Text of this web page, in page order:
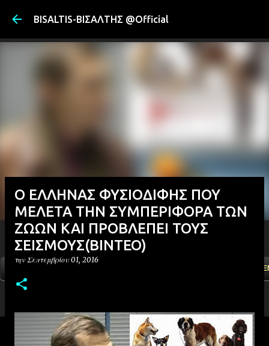
BISALTIS-ΒΙΣΑΛΤΗΣ @Official
Ο ΕΛΛΗΝΑΣ ΦΥΣΙΟΔΙΦΗΣ ΠΟΥ
ΜΕΛΕΤΑ ΤΗΝ ΣΥΜΠΕΡΙΦΟΡΑ ΤΩΝ
ΖΩΩΝ ΚΑΙ ΠΡΟΒΛΕΠΕΙ ΤΟΥΣ
ΣΕΙΣΜΟΥΣ(ΒΙΝΤΕΟ)
την Σεπτεμβρίου 01, 2016